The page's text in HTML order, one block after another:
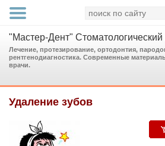
"Мастер-Дент" Стоматологический
Лечение, протезирование, ортодонтия,
рентгенодиагностика. Современные
врачи.
Удаление зубов